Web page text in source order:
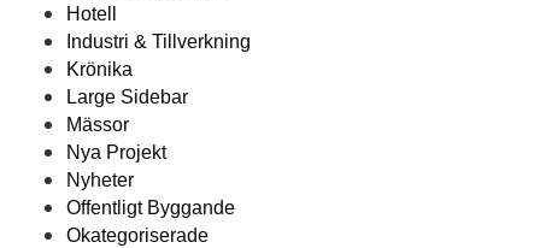
Hotell
Industri & Tillverkning
Krönika
Large Sidebar
Mässor
Nya Projekt
Nyheter
Offentligt Byggande
Okategoriserade